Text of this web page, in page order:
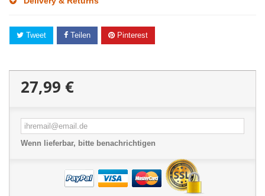
Tweet Teilen Pinterest
27,99 €
Wenn lieferbar, bitte benachrichtigen